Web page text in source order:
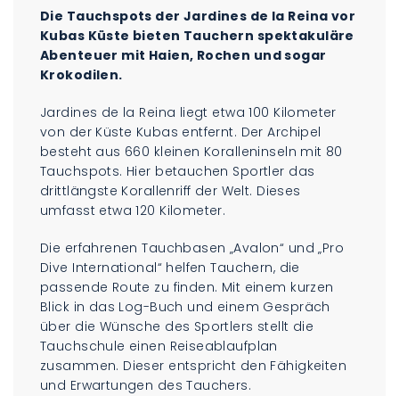
Die Tauchspots der Jardines de la Reina vor
Kubas Küste bieten Tauchern spektakuläre
Abenteuer mit Haien, Rochen und sogar
Krokodilen.
Jardines de la Reina liegt etwa 100 Kilometer
von der Küste Kubas entfernt. Der Archipel
besteht aus 660 kleinen Koralleninseln mit 80
Tauchspots. Hier betauchen Sportler das
drittlängste Korallenriff der Welt. Dieses
umfasst etwa 120 Kilometer.
Die erfahrenen Tauchbasen „Avalon“ und „Pro
Dive International“ helfen Tauchern, die
passende Route zu finden. Mit einem kurzen
Blick in das Log-Buch und einem Gespräch
über die Wünsche des Sportlers stellt die
Tauchschule einen Reiseablaufplan
zusammen. Dieser entspricht den Fähigkeiten
und Erwartungen des Tauchers.